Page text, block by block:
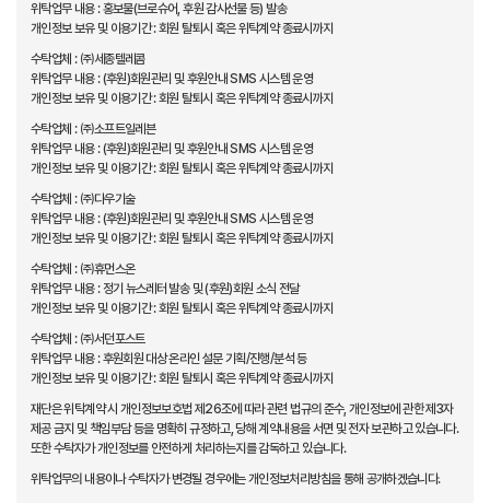
위탁업무 내용 : 홍보물(브로슈어, 후원 감사선물 등) 발송
개인정보 보유 및 이용기간 : 회원 탈퇴시 혹은 위탁계약 종료시까지
수탁업체 : ㈜세종텔레콤
위탁업무 내용 : (후원)회원관리 및 후원안내 SMS 시스템 운영
개인정보 보유 및 이용기간 : 회원 탈퇴시 혹은 위탁계약 종료시까지
수탁업체 : ㈜소프트일레븐
위탁업무 내용 : (후원)회원관리 및 후원안내 SMS 시스템 운영
개인정보 보유 및 이용기간 : 회원 탈퇴시 혹은 위탁계약 종료시까지
수탁업체 : ㈜다우기술
위탁업무 내용 : (후원)회원관리 및 후원안내 SMS 시스템 운영
개인정보 보유 및 이용기간 : 회원 탈퇴시 혹은 위탁계약 종료시까지
수탁업체 : ㈜휴먼스온
위탁업무 내용 : 정기 뉴스레터 발송 및 (후원)회원 소식 전달
개인정보 보유 및 이용기간 : 회원 탈퇴시 혹은 위탁계약 종료시까지
수탁업체 : ㈜서던포스트
위탁업무 내용 : 후원회원 대상 온라인 설문 기획/진행/분석 등
개인정보 보유 및 이용기간 : 회원 탈퇴시 혹은 위탁계약 종료시까지
재단은 위탁계약 시 개인정보보호법 제26조에 따라 관련 법규의 준수, 개인정보에 관한 제3자
제공 금지 및 책임부담 등을 명확히 규정하고, 당해 계약내용을 서면 및 전자 보관하고 있습니다.
또한 수탁자가 개인정보를 안전하게 처리하는지를 감독하고 있습니다.
위탁업무의 내용이나 수탁자가 변경될 경우에는 개인정보처리방침을 통해 공개하겠습니다.